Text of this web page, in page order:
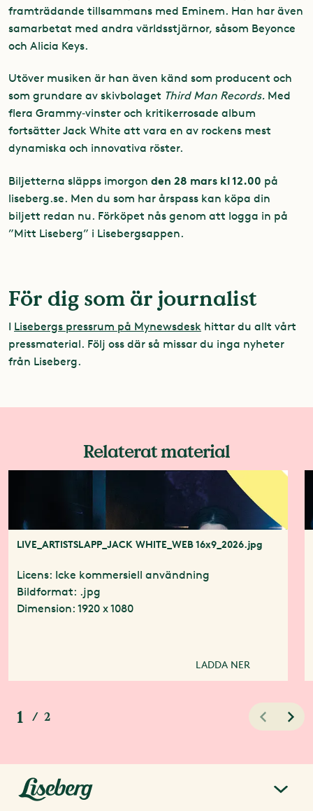
framträdande tillsammans med Eminem. Han har även
samarbetat med andra världsstjärnor, såsom Beyonce
och Alicia Keys.
Utöver musiken är han även känd som producent och
som grundare av skivbolaget Third Man Records. Med
flera Grammy‑vinster och kritikerrosade album
fortsätter Jack White att vara en av rockens mest
dynamiska och innovativa röster.
Biljetterna släpps imorgon den 28 mars kl 12.00 på
liseberg.se. Men du som har årspass kan köpa din
biljett redan nu. Förköpet nås genom att logga in på
”Mitt Liseberg” i Lisebergsappen.
För dig som är journalist
I Lisebergs pressrum på Mynewsdesk hittar du allt vårt
pressmaterial. Följ oss där så missar du inga nyheter
från Liseberg.
Relaterat material
LIVE_ARTISTSLAPP_JACK WHITE_WEB 16x9_2026.jpg
Licens: Icke kommersiell användning
Bildformat: .jpg
Dimension: 1920 x 1080
LADDA NER
1 / 2